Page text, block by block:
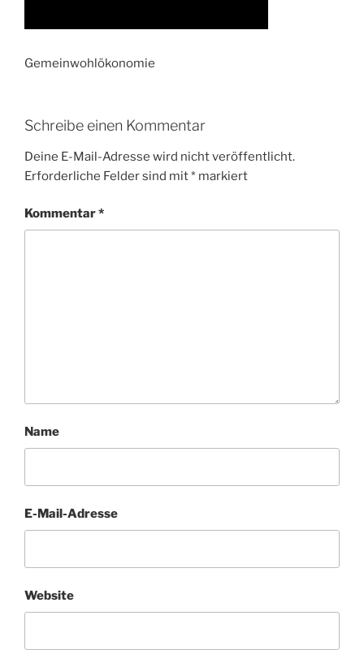
Gemeinwohlökonomie
Schreibe einen Kommentar
Deine E-Mail-Adresse wird nicht veröffentlicht.
Erforderliche Felder sind mit* markiert
Kommentar*
Name
E-Mail-Adresse
Website